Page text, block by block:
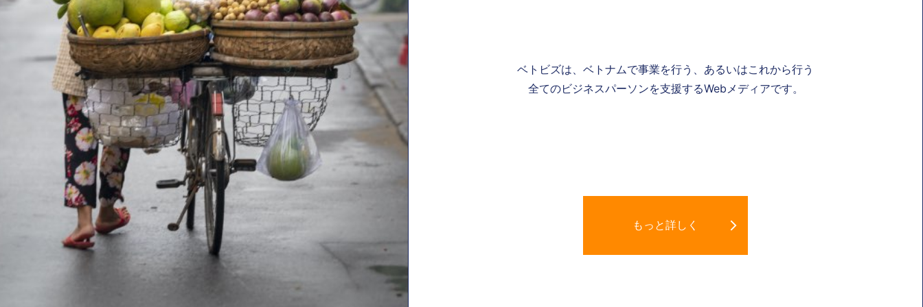
ベトビズは、ベトナムで事業を行う、あるいはこれから行う
全てのビジネスパーソンを支援するWebメディアです。
もっと詳しく